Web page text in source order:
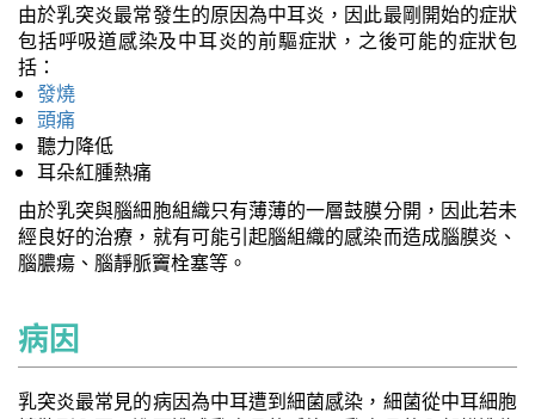
由於乳突炎最常發生的原因為中耳炎，因此最剛開始的症狀
包括呼吸道感染及中耳炎的前驅症狀，之後可能的症狀包
括：
發燒
頭痛
聽力降低
耳朵紅腫熱痛
由於乳突與腦細胞組織只有薄薄的一層鼓膜分開，因此若未
經良好的治療，就有可能引起腦組織的感染而造成腦膜炎、
腦膿瘍、腦靜脈竇栓塞等。
病因
乳突炎最常見的病因為中耳遭到細菌感染，細菌從中耳細胞